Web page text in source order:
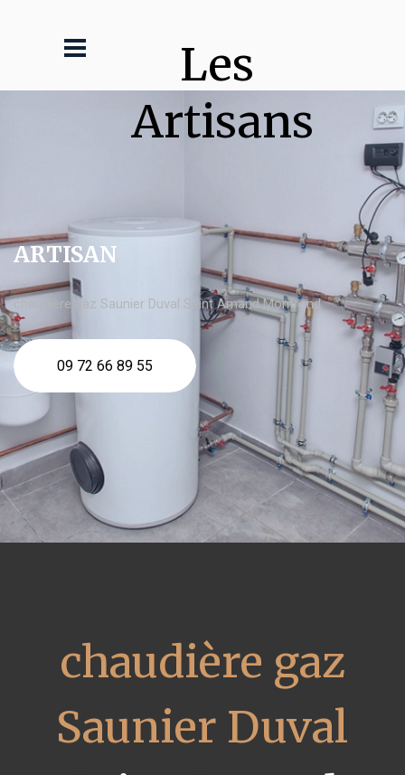
Les
Artisans
ARTISAN
chaudière gaz Saunier Duval Saint Amand Montrond
09 72 66 89 55
chaudière gaz
Saunier Duval